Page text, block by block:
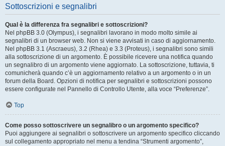
Sottoscrizioni e segnalibri
Qual è la differenza fra segnalibri e sottoscrizioni?
Nel phpBB 3.0 (Olympus), i segnalibri lavorano in modo molto simile ai
segnalibri di un browser web. Non si viene avvisati in caso di aggiornamento.
Nel phpBB 3.1 (Ascraeus), 3.2 (Rhea) e 3.3 (Proteus), i segnalibri sono simili
alla sottoscrizione di un argomento. È possibile ricevere una notifica quando
un segnalibro di un argomento viene aggiornato. La sottoscrizione, tuttavia, ti
comunicherà quando c’è un aggiornamento relativo a un argomento o in un
forum della Board. Opzioni di notifica per segnalibri e sottoscrizioni possono
essere configurate nel Pannello di Controllo Utente, alla voce “Preferenze”.
Top
Come posso sottoscrivere un segnalibro o un argomento specifico?
Puoi aggiungere ai segnalibri o sottoscrivere un argomento specifico cliccando
sul collegamento appropriato nel menu a tendina “Strumenti argomento”,